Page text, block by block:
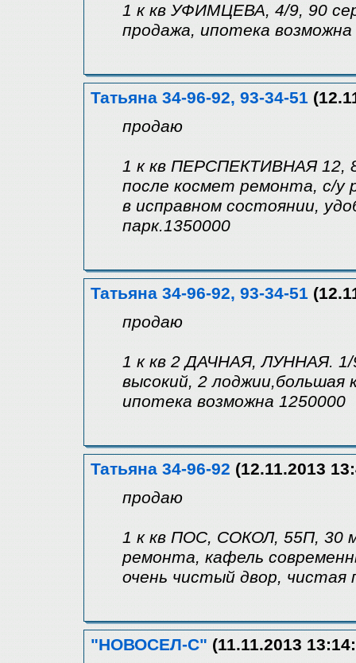
1 к кв УФИМЦЕВА, 4/9, 90
продажа, ипотека возможна
Татьяна 34-96-92, 93-34-51
продаю
1 к кв ПЕРСПЕКТИВНАЯ 12,
после космет ремонта, с/у
в исправном состоянии,
парк.1350000
Татьяна 34-96-92, 93-34-51
продаю
1 к кв 2 ДАЧНАЯ, ЛУННАЯ.
высокий, 2 лоджии,большая
ипотека возможна 1250000
Татьяна 34-96-92 (12.11.2013
продаю
1 к кв ПОС, СОКОЛ, 55П, 30
ремонта, кафель
очень чистый двор, чистая
"НОВОСЕЛ-С" (11.11.2013